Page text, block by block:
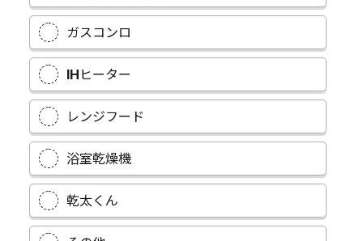
ガスコンロ
IHヒーター
レンジフード
浴室乾燥機
乾太くん